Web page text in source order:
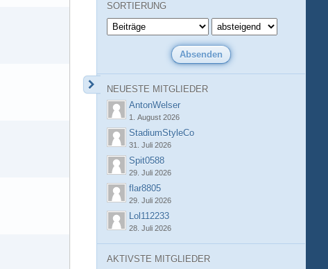
SORTIERUNG
NEUESTE MITGLIEDER
AntonWelser
1. August 2026
StadiumStyleCo
31. Juli 2026
Spit0588
29. Juli 2026
flar8805
29. Juli 2026
Lol112233
28. Juli 2026
AKTIVSTE MITGLIEDER